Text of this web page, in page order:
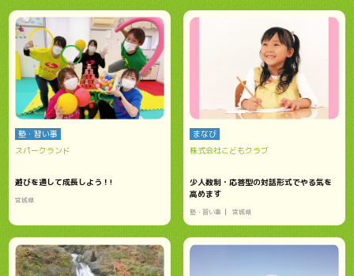
塾・習い事
スパークランド
遊びを通して成長しよう！!
宮城県
まなび
株式会社こどもクラブ
少人数制・応答型の対話形式でやる気を
高めます
塾・習い事 宮城県